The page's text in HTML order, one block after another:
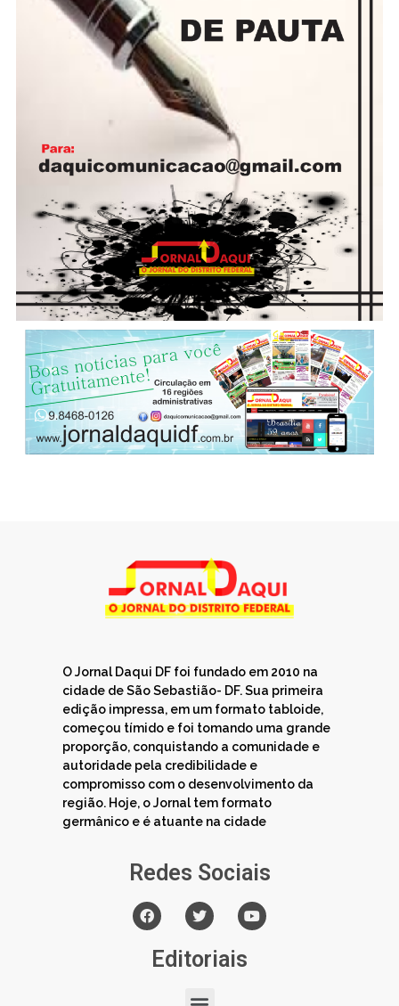
O Jornal Daqui DF foi fundado em 2010 na
cidade de São Sebastião- DF. Sua primeira
edição impressa, em um formato tabloide,
começou tímido e foi tomando uma grande
proporção, conquistando a comunidade e
autoridade pela credibilidade e
compromisso com o desenvolvimento da
região. Hoje, o Jornal tem formato
germânico e é atuante na cidade
Redes Sociais
Editoriais